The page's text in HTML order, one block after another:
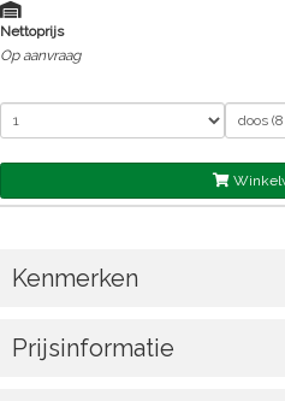
Nettoprijs
Op aanvraag
Kenmerken
Prijsinformatie